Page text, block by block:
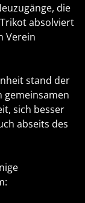
die
absolviert
Verein
stand der
gemeinsamen
sich besser
abseits des